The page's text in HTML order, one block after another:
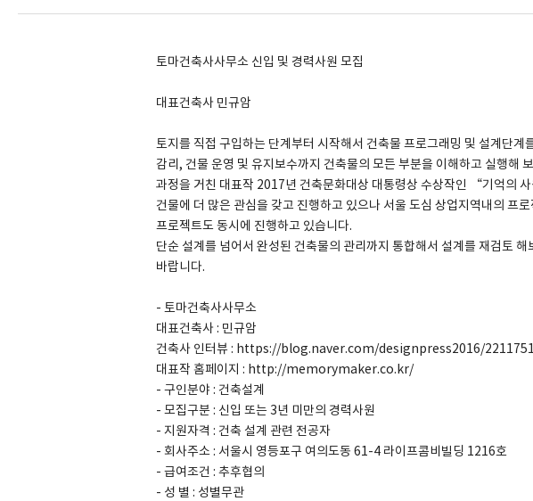
토마건축사사무소 신입 및 경력사원 모집
대표건축사 민규암
토지를 직접 구입하는 단계부터 시작해서 건축물 프로그래밍 및 설계단계
감리, 건물 운영 및 유지보수까지 건축물의 모든 부분을 이해하고 실행해
과정을 거친 대표작 2017년 건축문화대상 대통령상 수상작인 “기억의
건물에 더 많은 관심을 갖고 진행하고 있으나 서울 도심 상업지역내의 프
프로젝트도 동시에 진행하고 있습니다.
단순 설계를 넘어서 완성된 건축물의 관리까지 통합해서 설계를 재검토 해
바랍니다.
- 토마건축사사무소
대표건축사 : 민규암
건축사 인터뷰 : https://blog.naver.com/designpress2016/
대표작 홈페이지 : http://memorymaker.co.kr/
- 구인분야 : 건축설계
- 모집구분 : 신입 또는 3년 미만의 경력사원
- 지원자격 : 건축 설계 관련 전공자
- 회사주소 : 서울시 영등포구 여의도동 61-4 라이프콤비빌딩 1216호
- 급여조건 : 추후협의
- 성 별 : 성별무관